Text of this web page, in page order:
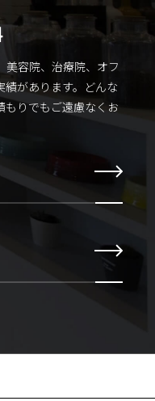
美容院、治療院、オフ
があります。 どんな
もりでもご遠慮なくお